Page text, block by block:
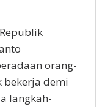
orang-
bekerja demi
langkah-